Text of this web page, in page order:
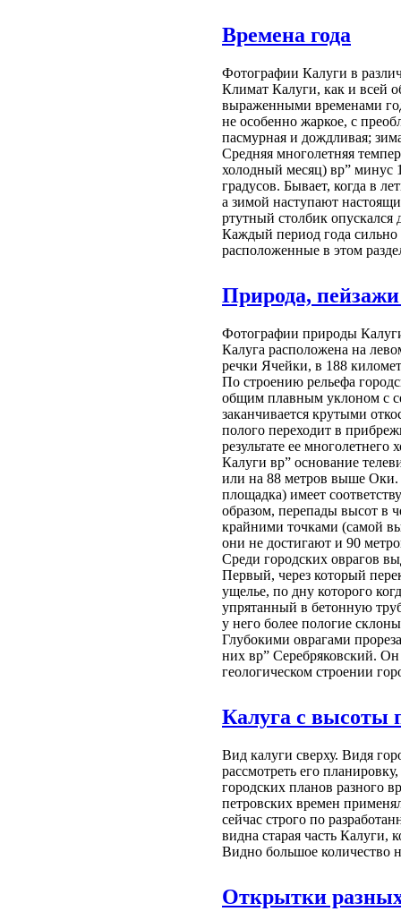
Времена года
Фотографии Калуги в
Климат Калуги, как и всей
выраженными временами
не особенно жаркое, с
пасмурная и дождливая;
Средняя многолетняя
холодный месяц) вр” минус
градусов. Бывает, когда в
а зимой наступают
ртутный столбик опускался
Каждый период года сильно
расположенные в этом
Природа,
Фотографии природы
Калуга расположена на
речки Ячейки, в 188
По строению рельефа
общим плавным уклоном с
заканчивается крутыми
полого переходит в
результате ее
Калуги вр” основание
или на 88 метров выше Оки.
площадка) имеет
образом, перепады высот в
крайними точками (самой
они не достигают и 90
Среди городских оврагов
Первый, через который
ущелье, по дну которого
упрятанный в бетонную
у него более пологие
Глубокими оврагами
них вр” Серебряковский. Он
геологическом строении
Калуга с высоты
Вид калуги сверху. Видя
рассмотреть его
городских планов разного
петровских времен
сейчас строго по
видна старая часть
Видно большое количество
Открытки